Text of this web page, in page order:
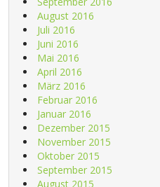
August 2016
Juli 2016
Juni 2016
Mai 2016
April 2016
März 2016
Februar 2016
Januar 2016
Dezember 2015
November 2015
Oktober 2015
September 2015
August 2015